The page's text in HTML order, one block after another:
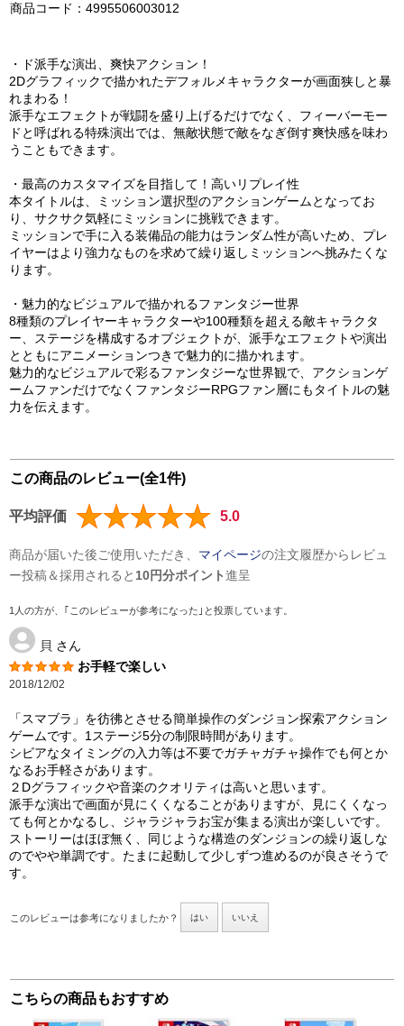
商品コード：4995506003012
・ド派手な演出、爽快アクション！
2Dグラフィックで描かれたデフォルメキャラクターが画面狭しと暴
れまわる！
派手なエフェクトが戦闘を盛り上げるだけでなく、フィーバーモー
ドと呼ばれる特殊演出では、無敵状態で敵をなぎ倒す爽快感を味わ
うこともできます。
・最高のカスタマイズを目指して！高いリプレイ性
本タイトルは、ミッション選択型のアクションゲームとなってお
り、サクサク気軽にミッションに挑戦できます。
ミッションで手に入る装備品の能力はランダム性が高いため、プレ
イヤーはより強力なものを求めて繰り返しミッションへ挑みたくな
ります。
・魅力的なビジュアルで描かれるファンタジー世界
8種類のプレイヤーキャラクターや100種類を超える敵キャラクタ
ー、ステージを構成するオブジェクトが、派手なエフェクトや演出
とともにアニメーションつきで魅力的に描かれます。
魅力的なビジュアルで彩るファンタジーな世界観で、アクションゲ
ームファンだけでなくファンタジーRPGファン層にもタイトルの魅
力を伝えます。
この商品のレビュー(全1件)
平均評価 5.0
商品が届いた後ご使用いただき、 マイページの注文履歴からレビュ
ー投稿＆採用されると 10円分ポイント進呈
1人の方が、｢このレビューが参考になった｣と投票しています。
貝 さん
お手軽で楽しい
2018/12/02
「スマブラ」を彷彿とさせる簡単操作のダンジョン探索アクション
ゲームです。1ステージ5分の制限時間があります。
シビアなタイミングの入力等は不要でガチャガチャ操作でも何とか
なるお手軽さがあります。
２Dグラフィックや音楽のクオリティは高いと思います。
派手な演出で画面が見にくくなることがありますが、見にくくなっ
ても何とかなるし、ジャラジャラお宝が集まる演出が楽しいです。
ストーリーはほぼ無く、同じような構造のダンジョンの繰り返しな
のでやや単調です。たまに起動して少しずつ進めるのが良さそうで
す。
このレビューは参考になりましたか？ はい いいえ
こちらの商品もおすすめ